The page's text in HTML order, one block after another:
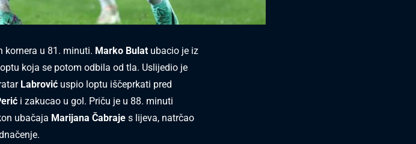
kornera u 81. minuti. Marko Bulat ubacio je iz
koja se potom odbila od tla. Uslijedio je
Labrović uspio loptu iščeprkati pred
i zakucao u gol. Priču je u 88. minuti
ubačaja Marijana Čabraje s lijeva, natrčao